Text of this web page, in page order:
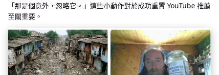
「那是個意外，忽略它。」這些小動作對於成功重置 YouTube 推薦
至關重要。